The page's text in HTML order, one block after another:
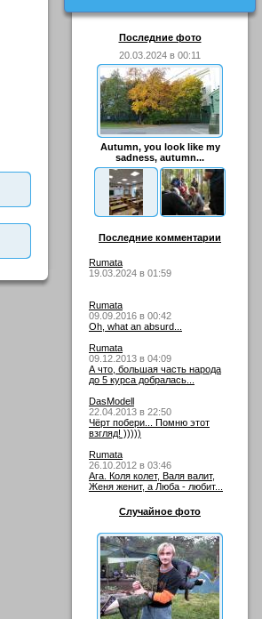
Последние фото
20.03.2024 в 00:11
Autumn, you look like my
sadness, autumn...
Последние комментарии
Rumata
19.03.2024 в 01:59
Rumata
09.09.2016 в 00:42
Oh, what an absurd...
Rumata
09.12.2013 в 04:09
А что, большая часть народа
до 5 курса добралась...
DasModell
22.04.2013 в 22:50
Чёрт побери... Помню этот
взгляд! )))))
Rumata
26.10.2012 в 03:46
Ага. Коля колет, Валя валит,
Женя женит, а Люба - любит...
Случайное фото